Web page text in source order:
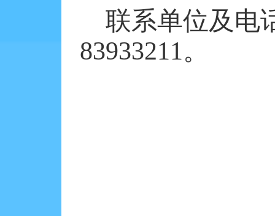
联系单位及电
83933211。